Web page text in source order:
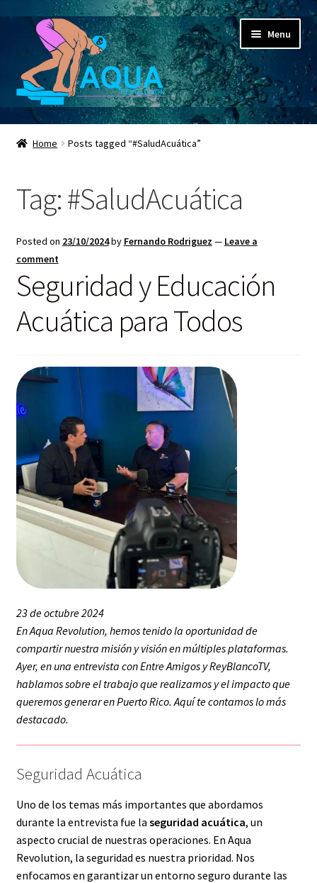
Skip
navigation
Skip
content
Menu
Aqua Revolution
Expand
Espacio Educativo
Social Media
Contactanos ahora
Home Posts tagged “#SaludAcuática”
Tag:#SaludAcuática
Posted on 23/10/2024by Fernando Rodriguez — Leave a
comment
Seguridad y Educación
Acuática para Todos
23 de octubre 2024
En Aqua Revolution, hemos tenido la oportunidad de
compartir nuestra misión y visión en múltiples plataformas.
Ayer, en una entrevista con Entre Amigos y ReyBlancoTV,
hablamos sobre el trabajo que realizamos y el impacto que
queremos generar en Puerto Rico. Aquí te contamos lo más
destacado.
Seguridad Acuática
Uno de los temas más importantes que abordamos
durante la entrevista fue la seguridad acuática, un
aspecto crucial de nuestras operaciones. En Aqua
Revolution, la seguridad es nuestra prioridad. Nos
enfocamos en garantizar un entorno seguro durante las